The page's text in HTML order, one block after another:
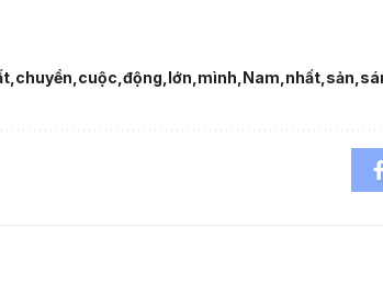
chuyển cuộc động lớn mình Nam nhất sản